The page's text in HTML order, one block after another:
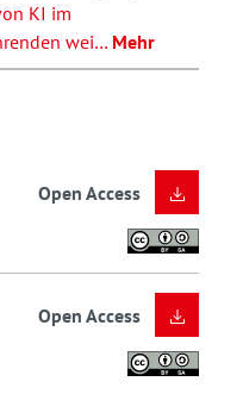
KI im
wei… Mehr
Open Access
Open Access